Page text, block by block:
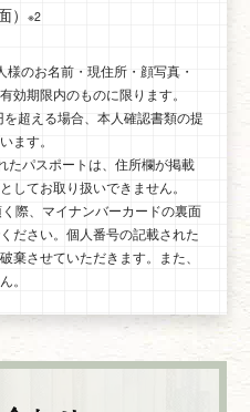
※2
のお名前・現住所・顔写真・
効期限内のものに限ります。
超える場合、本人確認書類の提
ます。
たパスポートは、住所欄が掲載
してお取り扱いできません。
際、マイナンバーカードの裏面
ださい。個人番号の記載された
棄させていただきます。また、
。